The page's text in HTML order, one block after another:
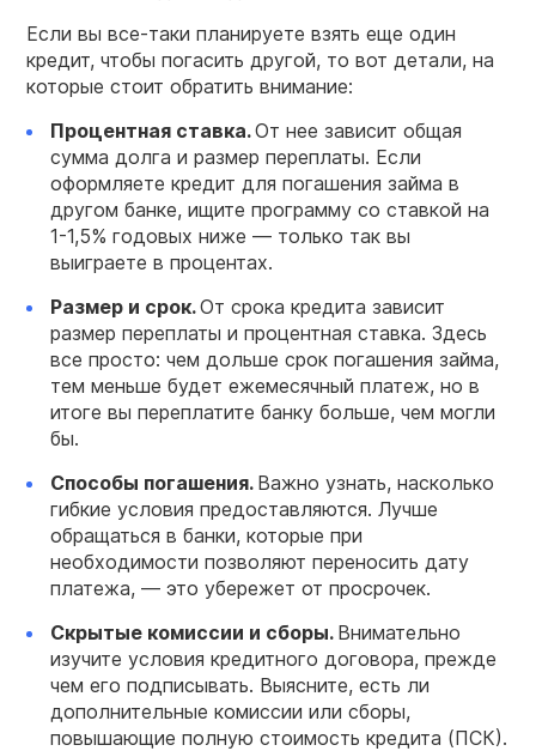
Если вы все-таки планируете взять еще один
кредит, чтобы погасить другой, то вот детали, на
которые стоит обратить внимание:
Процентная ставка.От нее зависит общая
сумма долга и размер переплаты. Если
оформляете кредит для погашения займа в
другом банке, ищите программу со ставкой на
1-1,5% годовых ниже — только так вы
выиграете в процентах.
Размер и срок.От срока кредита зависит
размер переплаты и процентная ставка. Здесь
все просто: чем дольше срок погашения займа,
тем меньше будет ежемесячный платеж, но в
итоге вы переплатите банку больше, чем могли
бы.
Способы погашения. Важно узнать, насколько
гибкие условия предоставляются. Лучше
обращаться в банки, которые при
необходимости позволяют переносить дату
платежа, — это убережет от просрочек.
Скрытые комиссии и сборы. Внимательно
изучите условия кредитного договора, прежде
чем его подписывать. Выясните, есть ли
дополнительные комиссии или сборы,
повышающие полную стоимость кредита (ПСК).